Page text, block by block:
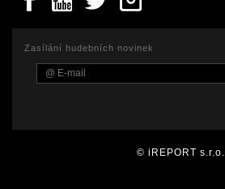
Zasílání hudebních novinek
© iREPORT s.r.o.